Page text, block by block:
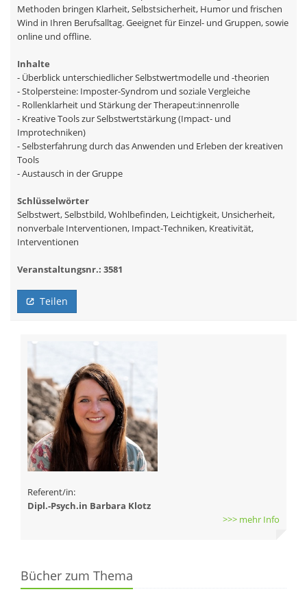
Methoden bringen Klarheit, Selbstsicherheit, Humor und frischen
Wind in Ihren Berufsalltag. Geeignet für Einzel- und Gruppen, sowie
online und offline.
Inhalte
- Überblick unterschiedlicher Selbstwertmodelle und -theorien
- Stolpersteine: Imposter-Syndrom und soziale Vergleiche
- Rollenklarheit und Stärkung der Therapeut:innenrolle
- Kreative Tools zur Selbstwertstärkung (Impact- und
Improtechniken)
- Selbsterfahrung durch das Anwenden und Erleben der kreativen
Tools
- Austausch in der Gruppe
Schlüsselwörter
Selbstwert, Selbstbild, Wohlbefinden, Leichtigkeit, Unsicherheit,
nonverbale Interventionen, Impact-Techniken, Kreativität,
Interventionen
Veranstaltungsnr.: 3581
Teilen
Referent/in:
Dipl.-Psych.in Barbara Klotz
>>> mehr Info
Bücher zum Thema